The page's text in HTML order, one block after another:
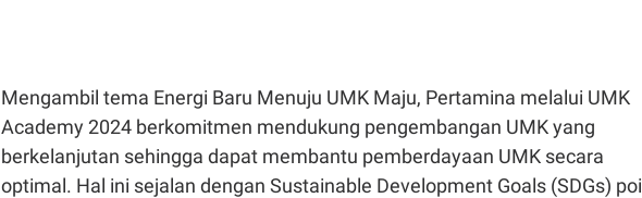
Mengambil tema Energi Baru Menuju UMK Maju, Pertamina melalui UMK
Academy 2024 berkomitmen mendukung pengembangan UMK yang
berkelanjutan sehingga dapat membantu pemberdayaan UMK secara
optimal. Hal ini sejalan dengan Sustainable Development Goals (SDGs)